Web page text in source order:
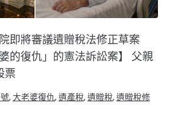
即將審議遺贈稅法修正草案
的復仇」的憲法訴訟案】 父親
票
, 大老婆復仇, 遺產稅, 遺贈稅, 遺贈稅修